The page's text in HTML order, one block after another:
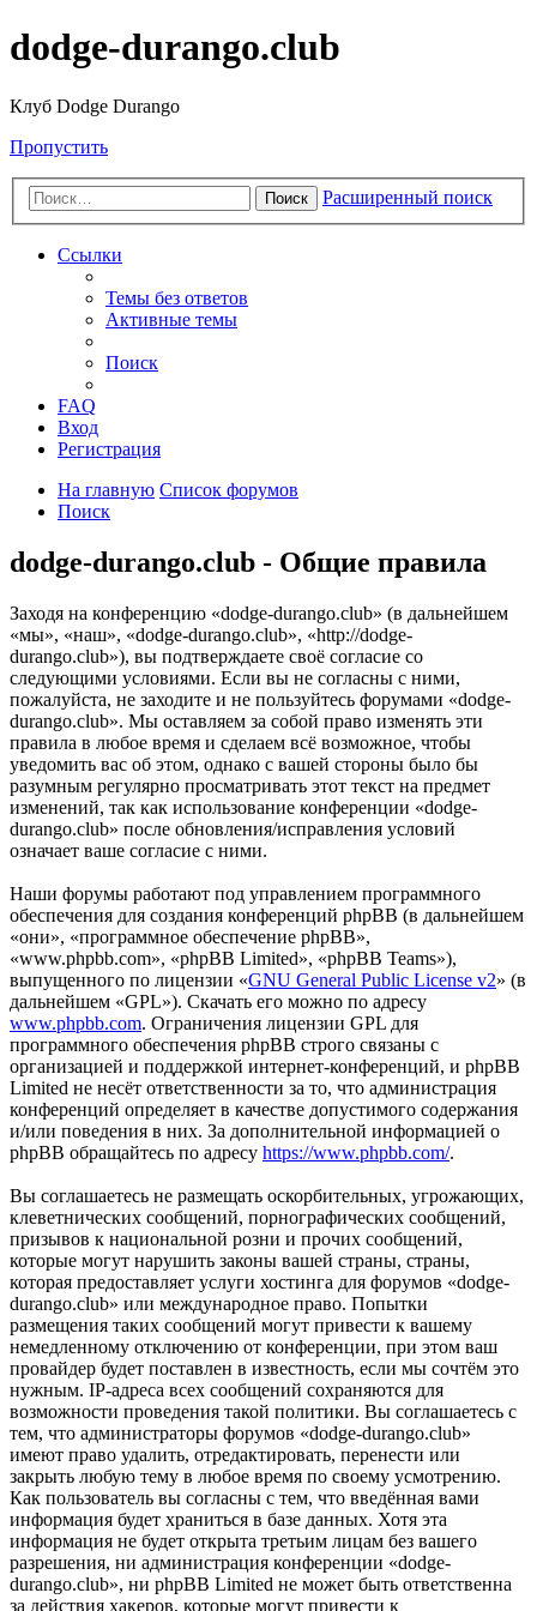
dodge-durango.club
Клуб Dodge Durango
Пропустить
Поиск Расширенный поиск
Ссылки
Темы без ответов
Активные темы
Поиск
FAQ
Вход
Регистрация
На главную Список форумов
Поиск
dodge-durango.club - Общие правила
Заходя на конференцию «dodge-durango.club» (в дальнейшем
«мы», «наш», «dodge-durango.club», «http://dodge-
durango.club»), вы подтверждаете своё согласие со
следующими условиями. Если вы не согласны с ними,
пожалуйста, не заходите и не пользуйтесь форумами «dodge-
durango.club». Мы оставляем за собой право изменять эти
правила в любое время и сделаем всё возможное, чтобы
уведомить вас об этом, однако с вашей стороны было бы
разумным регулярно просматривать этот текст на предмет
изменений, так как использование конференции «dodge-
durango.club» после обновления/исправления условий
означает ваше согласие с ними.
Наши форумы работают под управлением программного
обеспечения для создания конференций phpBB (в дальнейшем
«они», «программное обеспечение phpBB»,
«www.phpbb.com», «phpBB Limited», «phpBB Teams»),
выпущенного по лицензии «GNU General Public License v2» (в
дальнейшем «GPL»). Скачать его можно по адресу
www.phpbb.com. Ограничения лицензии GPL для
программного обеспечения phpBB строго связаны с
организацией и поддержкой интернет-конференций, и phpBB
Limited не несёт ответственности за то, что администрация
конференций определяет в качестве допустимого содержания
и/или поведения в них. За дополнительной информацией о
phpBB обращайтесь по адресу https://www.phpbb.com/.
Вы соглашаетесь не размещать оскорбительных, угрожающих,
клеветнических сообщений, порнографических сообщений,
призывов к национальной розни и прочих сообщений,
которые могут нарушить законы вашей страны, страны,
которая предоставляет услуги хостинга для форумов «dodge-
durango.club» или международное право. Попытки
размещения таких сообщений могут привести к вашему
немедленному отключению от конференции, при этом ваш
провайдер будет поставлен в известность, если мы сочтём это
нужным. IP-адреса всех сообщений сохраняются для
возможности проведения такой политики. Вы соглашаетесь с
тем, что администраторы форумов «dodge-durango.club»
имеют право удалить, отредактировать, перенести или
закрыть любую тему в любое время по своему усмотрению.
Как пользователь вы согласны с тем, что введённая вами
информация будет храниться в базе данных. Хотя эта
информация не будет открыта третьим лицам без вашего
разрешения, ни администрация конференции «dodge-
durango.club», ни phpBB Limited не может быть ответственна
за действия хакеров, которые могут привести к